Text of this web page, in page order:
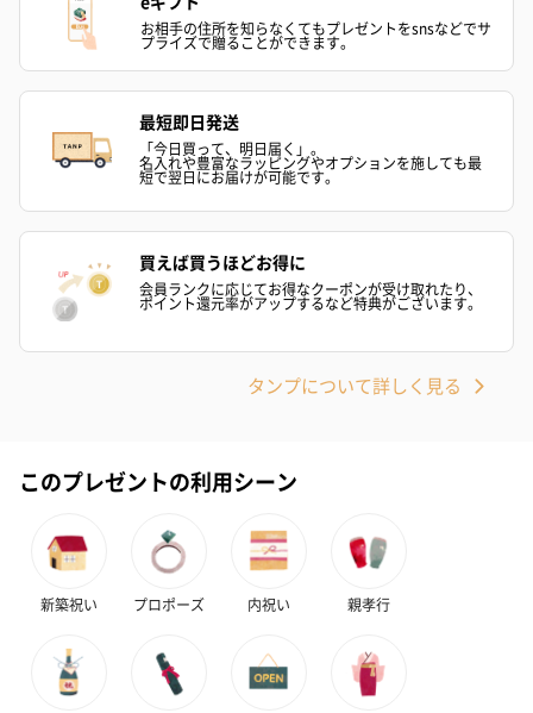
円）
ハンドタオル・ハンカチ
ハンドタオル・ハンカチを同梱してお届けいたします。ギフトへ
の＋αにおすすめです。
お酒にぴったりのおつまみ・サプリを同梱してお届けいたしま
お相手の住所を知らなくてもプレゼントをsnsなどでサ
プライズで贈ることができます。
最短即日発送
「今日買って、明日届く」。
名入れや豊富なラッピングやオプションを施しても最
短で翌日にお届けが可能です。
買えば買うほどお得に
会員ランクに応じてお得なクーポンが受け取れたり、
ポイント還元率がアップするなど特典がございます。
タンプについて詳しく見る
このプレゼントの利用シーン
新築祝い プロポーズ 内祝い 親孝行